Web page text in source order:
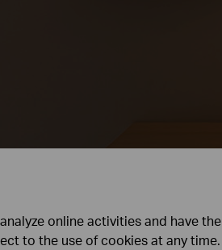
online activities and have the
to the use of cookies at any time.